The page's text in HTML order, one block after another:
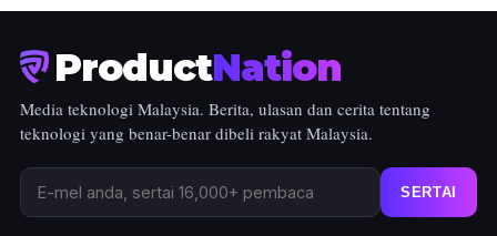
ProductNation
Media teknologi Malaysia. Berita, ulasan dan cerita tentang
teknologi yang benar-benar dibeli rakyat Malaysia.
SERTAI